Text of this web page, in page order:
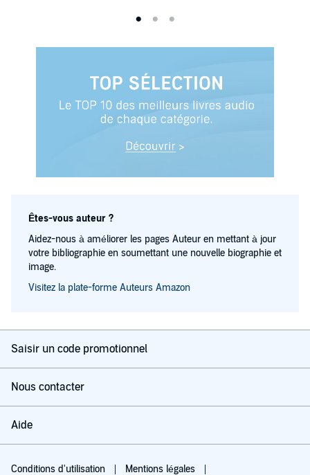
Êtes-vous auteur ?
Aidez-nous à améliorer les pages Auteur en mettant à jour
votre bibliographie en soumettant une nouvelle biographie et
image.
Visitez la plate-forme Auteurs Amazon
Saisir un code promotionnel
Nous contacter
Aide
Conditions d'utilisation Mentions légales